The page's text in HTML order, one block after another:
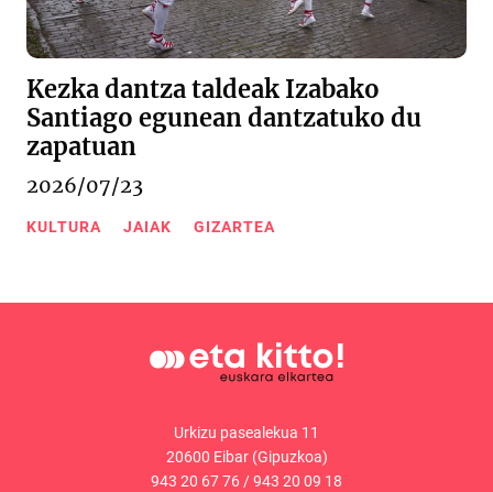
Kezka dantza taldeak Izabako
Santiago egunean dantzatuko du
zapatuan
2026/07/23
KULTURA JAIAK GIZARTEA
Urkizu pasealekua 11
20600 Eibar (Gipuzkoa)
943 20 67 76 /943 20 09 18